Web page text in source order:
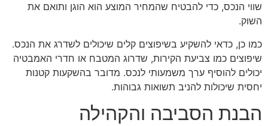
שווי הנכס, כדי להבטיח שהמחיר המוצע הוא הוגן ותואם את
השוק.
כמו כן, כדאי להשקיע בשיפוצים קלים שיכולים לשדרג את הנכס.
שיפוצים כמו צביעת הקירות, שדרוג המטבח או חדרי האמבטיה
יכולים להוסיף ערך משמעותי לנכס. מדובר בהשקעות קטנות
יחסית שיכולות להניב תשואות גבוהות.
הבנת הסביבה והקהילה